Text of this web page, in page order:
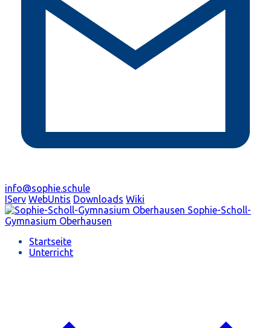
info@sophie.schule
IServ WebUntis Downloads Wiki
Sophie-Scholl-
Gymnasium Oberhausen
Startseite
Unterricht